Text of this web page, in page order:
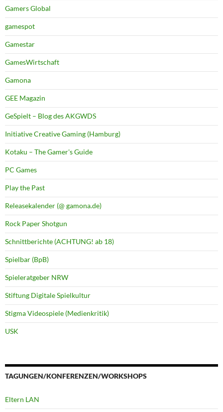
Gamers Global
gamespot
Gamestar
GamesWirtschaft
Gamona
GEE Magazin
GeSpielt – Blog des AKGWDS
Initiative Creative Gaming (Hamburg)
Kotaku – The Gamer's Guide
PC Games
Play the Past
Releasekalender (@ gamona.de)
Rock Paper Shotgun
Schnittberichte (ACHTUNG! ab 18)
Spielbar (BpB)
Spieleratgeber NRW
Stiftung Digitale Spielkultur
Stigma Videospiele (Medienkritik)
USK
TAGUNGEN/KONFERENZEN/WORKSHOPS
Eltern LAN